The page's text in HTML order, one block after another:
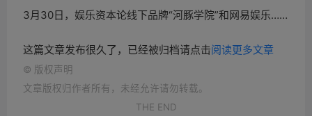
3月30日，娱乐资本论线下品牌“河豚学院”和网易娱乐……
这篇文章发布很久了，已经被归档请点击阅读更多文章
© 版权声明
文章版权归作者所有，未经允许请勿转载。
THE END